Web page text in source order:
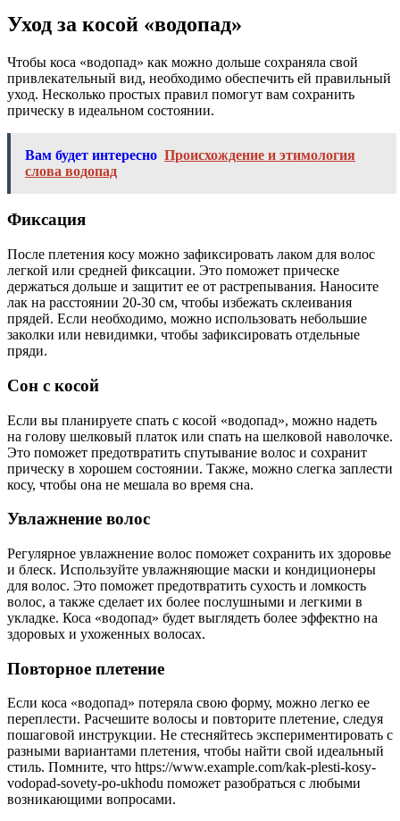
Уход за косой «водопад»
Чтобы коса «водопад» как можно дольше сохраняла свой
привлекательный вид, необходимо обеспечить ей правильный
уход. Несколько простых правил помогут вам сохранить
прическу в идеальном состоянии.
Вам будет интересно Происхождение и этимология
слова водопад
Фиксация
После плетения косу можно зафиксировать лаком для волос
легкой или средней фиксации. Это поможет прическе
держаться дольше и защитит ее от растрепывания. Наносите
лак на расстоянии 20-30 см, чтобы избежать склеивания
прядей. Если необходимо, можно использовать небольшие
заколки или невидимки, чтобы зафиксировать отдельные
пряди.
Сон с косой
Если вы планируете спать с косой «водопад», можно надеть
на голову шелковый платок или спать на шелковой наволочке.
Это поможет предотвратить спутывание волос и сохранит
прическу в хорошем состоянии. Также, можно слегка заплести
косу, чтобы она не мешала во время сна.
Увлажнение волос
Регулярное увлажнение волос поможет сохранить их здоровье
и блеск. Используйте увлажняющие маски и кондиционеры
для волос. Это поможет предотвратить сухость и ломкость
волос, а также сделает их более послушными и легкими в
укладке. Коса «водопад» будет выглядеть более эффектно на
здоровых и ухоженных волосах.
Повторное плетение
Если коса «водопад» потеряла свою форму, можно легко ее
переплести. Расчешите волосы и повторите плетение, следуя
пошаговой инструкции. Не стесняйтесь экспериментировать с
разными вариантами плетения, чтобы найти свой идеальный
стиль. Помните, что https://www.example.com/kak-plesti-kosy-
vodopad-sovety-po-ukhodu поможет разобраться с любыми
возникающими вопросами.